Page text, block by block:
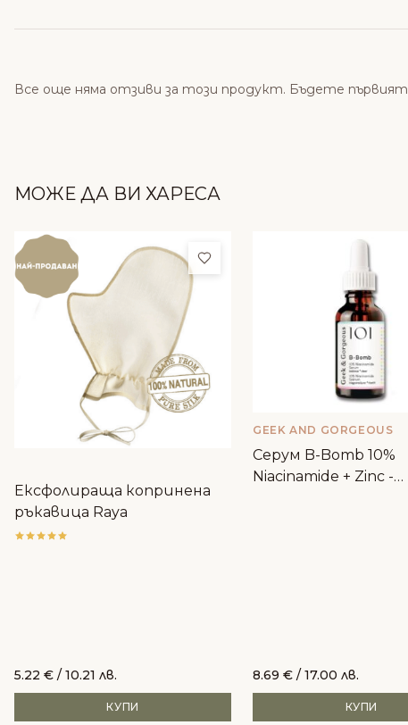
Все още няма отзиви за този продукт. Бъдете
МОЖЕ ДА ВИ ХАРЕСА
Добави в любими
Ексфолираща копринена
ръкавица Raya
5.22 € / 10.21 лв.
КУПИ
GEEK AND GORGEOUS
Серум B-Bomb 10%
Niacinamide + Zinc -
8.69€ / 17.00 лв.
КУПИ